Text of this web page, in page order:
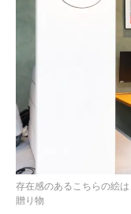
存在感のあるこちらの絵
贈り物